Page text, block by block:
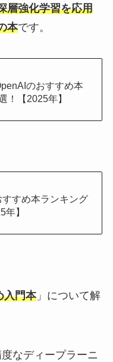
層強化学習を応用
本です。
のおすすめ本
！【2025年】
すめ本ランキング
年】
入門本」について解
なディープラーニ